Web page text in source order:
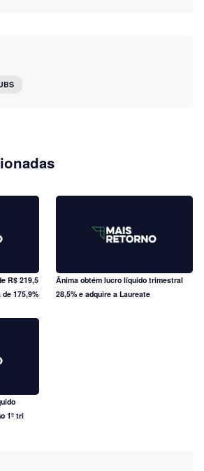
R$ 219,5
175,9%
Ânima obtém lucro líquido trimestral
28,5% e adquire a Laureate
1º tri